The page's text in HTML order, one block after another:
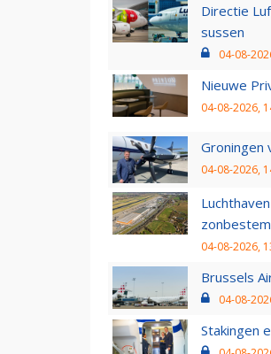
Directie
sussen
04-08-
Nieuwe
04-08-2026,
Groningen
04-08-2026,
04-08-2026,
Brussels
04-08-
Stakingen